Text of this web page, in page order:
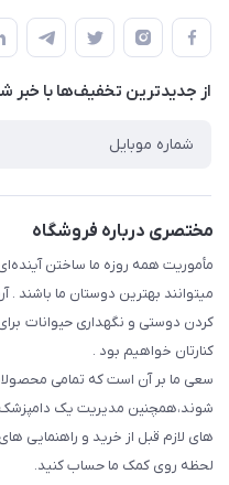
درباره ما
تماس با ما
قوانین و مقررات
حفظ حریم شخصی
سوالات متداول
شرایط ارسال رایگان
از جدید‌ترین تخفیف‌ها با‌ خبر
مختصری درباره فروشگاه
مأموریت همه روزه ما ساختن
میتوانند بهترین دوستان ما باشند
کردن دوستی و نگهداری حیوانات
کنارتان خواهیم بود .
سعی ما بر آن است که تمامی
شوند،همچنین مدیریت یک دامپزشک
های لازم قبل از خرید و راهنمایی
لحظه روی کمک ما حساب کنید.